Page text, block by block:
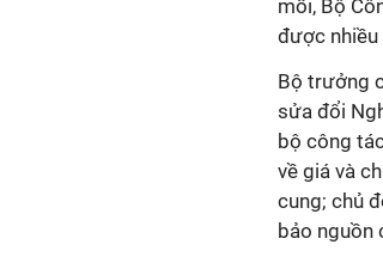
mối, Bộ
được nhiều
Bộ trưởng
sửa đổi
bộ công
về giá và
cung; chủ
bảo nguồn